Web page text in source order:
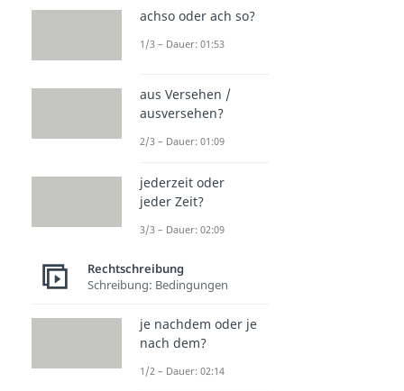
achso oder ach so?
1/3 – Dauer: 01:53
aus Versehen /
ausversehen?
2/3 – Dauer: 01:09
jederzeit oder
jeder Zeit?
3/3 – Dauer: 02:09
Rechtschreibung
Schreibung: Bedingungen
je nachdem oder je
nach dem?
1/2 – Dauer: 02:14